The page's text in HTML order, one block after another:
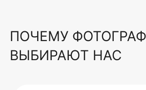
ПОЧЕМУ
ВЫБИРАЮТ НАС